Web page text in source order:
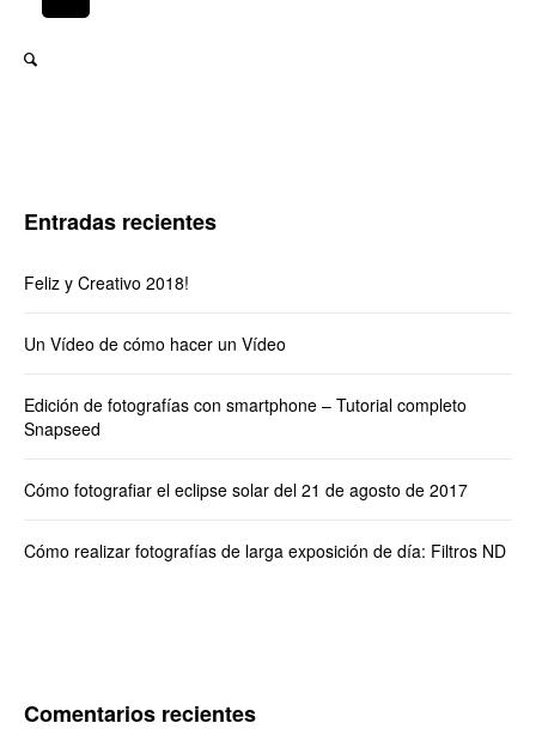
Entradas recientes
Feliz y Creativo 2018!
Un Vídeo de cómo hacer un Vídeo
Edición de fotografías con smartphone – Tutorial completo
Snapseed
Cómo fotografiar el eclipse solar del 21 de agosto de 2017
Cómo realizar fotografías de larga exposición de día: Filtros ND
Comentarios recientes